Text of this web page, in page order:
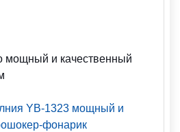
мощный и качественный
YB-1323 мощный и
фонарик